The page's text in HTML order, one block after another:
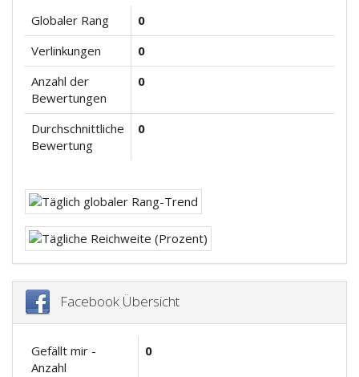
Globaler Rang
0
Verlinkungen
0
Anzahl der
Bewertungen
0
Durchschnittliche
Bewertung
0
Facebook Übersicht
Gefällt mir -
Anzahl
0